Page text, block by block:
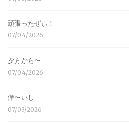
頑張ったぜぃ！
07/04/2026
夕方から〜
07/04/2026
痒〜いし
07/03/2026